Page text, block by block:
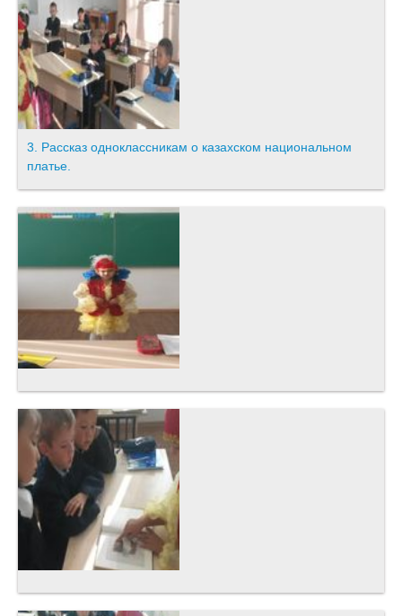
3. Рассказ одноклассникам о казахском национальном
платье.